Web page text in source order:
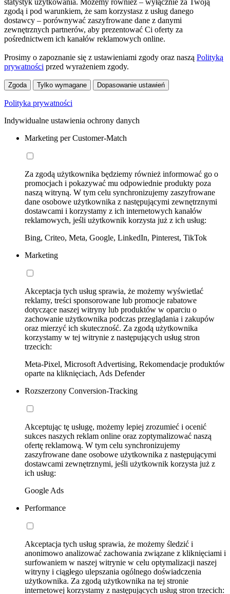
zgodą i pod warunkiem, że sam korzystasz z usług danego
dostawcy – porównywać zaszyfrowane dane z danymi
zewnętrznych partnerów, aby prezentować Ci oferty za
pośrednictwem ich kanałów reklamowych online.
Prosimy o zapoznanie się z ustawieniami zgody oraz naszą Polityką
prywatności przed wyrażeniem zgody.
Zgoda Tylko wymagane Dopasowanie ustawień
Polityka prywatności
Indywidualne ustawienia ochrony danych
Marketing per Customer-Match
Za zgodą użytkownika będziemy również informować go o
promocjach i pokazywać mu odpowiednie produkty poza
naszą witryną. W tym celu synchronizujemy zaszyfrowane
dane osobowe użytkownika z następującymi zewnętrznymi
dostawcami i korzystamy z ich internetowych kanałów
reklamowych, jeśli użytkownik korzysta już z ich usług:
Bing, Criteo, Meta, Google, LinkedIn, Pinterest, TikTok
Marketing
Akceptacja tych usług sprawia, że możemy wyświetlać
reklamy, treści sponsorowane lub promocje rabatowe
dotyczące naszej witryny lub produktów w oparciu o
zachowanie użytkownika podczas przeglądania i zakupów
oraz mierzyć ich skuteczność. Za zgodą użytkownika
korzystamy w tej witrynie z następujących usług stron
trzecich:
Meta-Pixel, Microsoft Advertising, Rekomendacje produktów
oparte na kliknięciach, Ads Defender
Rozszerzony Conversion-Tracking
Akceptując tę usługę, możemy lepiej zrozumieć i ocenić
sukces naszych reklam online oraz zoptymalizować naszą
ofertę reklamową. W tym celu synchronizujemy
zaszyfrowane dane osobowe użytkownika z następującymi
dostawcami zewnętrznymi, jeśli użytkownik korzysta już z
ich usług:
Google Ads
Performance
Akceptacja tych usług sprawia, że możemy śledzić i
anonimowo analizować zachowania związane z kliknięciami i
surfowaniem w naszej witrynie w celu optymalizacji naszej
witryny i ciągłego ulepszania ogólnego doświadczenia
użytkownika. Za zgodą użytkownika na tej stronie
internetowej korzystamy z następujących usług stron trzecich: